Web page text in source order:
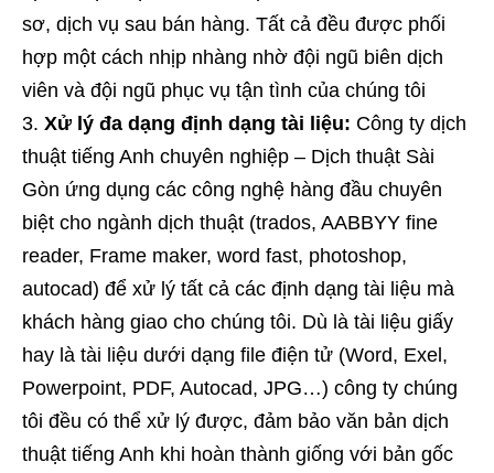
sơ, dịch vụ sau bán hàng. Tất cả đều được phối
hợp một cách nhịp nhàng nhờ đội ngũ biên dịch
viên và đội ngũ phục vụ tận tình của chúng tôi
Xử lý đa dạng định dạng tài liệu: Công ty dịch
thuật tiếng Anh chuyên nghiệp – Dịch thuật Sài
Gòn ứng dụng các công nghệ hàng đầu chuyên
biệt cho ngành dịch thuật (trados, AABBYY fine
reader, Frame maker, word fast, photoshop,
autocad) để xử lý tất cả các định dạng tài liệu mà
khách hàng giao cho chúng tôi. Dù là tài liệu giấy
hay là tài liệu dưới dạng file điện tử (Word, Exel,
Powerpoint, PDF, Autocad, JPG…) công ty chúng
tôi đều có thể xử lý được, đảm bảo văn bản dịch
thuật tiếng Anh khi hoàn thành giống với bản gốc